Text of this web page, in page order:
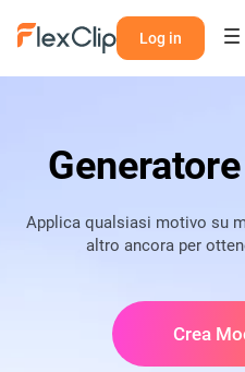
Log in
Applica qualsiasi motivo su
altro ancora per
Crea